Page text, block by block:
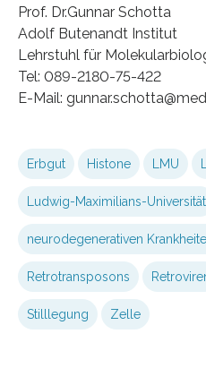
Prof. Dr.Gunnar Schotta
Adolf Butenandt Institut
Lehrstuhl für
Tel: 089-2180-75-422
E-Mail:
Erbgut Histone LMU
Ludwig-Maximilians-Universität
neurodegenerativen
Retrotransposons
Stilllegung Zelle